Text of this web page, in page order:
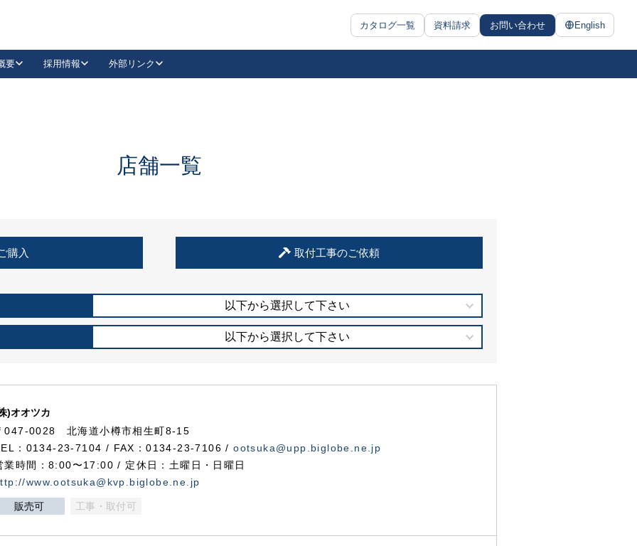
カタログ一覧 資料請求 お問い合わせ English
抗ウイルス・抗菌製品
要 採用情報 外部リンク
LinkedIn
住宅使用部材標準化推進協議会
店舗一覧
購入 取付工事のご依頼
以下から選択して下さい
以下から選択して下さい
)オオツカ
047-0028 北海道小樽市相生町8-15
：0134-23-7104 / FAX：0134-23-7106 /ootsuka@upp.biglobe.ne.jp
業時間：8:00〜17:00 / 定休日：土曜日・日曜日
www.ootsuka@kvp.biglobe.ne.jp
販売可 工事・取付可